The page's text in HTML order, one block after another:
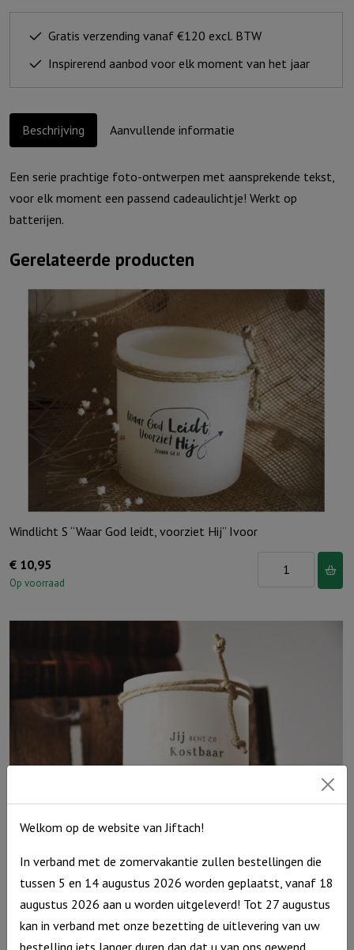
dan
Gratis verzending vanaf €120 excl. BTW
Inspirerend aanbod voor elk moment van het jaar
Beschrijving Aanvullende informatie
Een serie prachtige foto-ontwerpen met aansprekende tekst,
voor elk moment een passend cadeaulichtje! Werkt op
batterijen.
Gerelateerde producten
Windlicht S “Waar God leidt, voorziet Hij” Ivoor
€ 10,95
Op voorraad
Windlicht
God
Hij"
Ivoor
aantal
Windlicht S “Jij bent zo kostbaar” Ivoor
Uitverkocht
Welkom op de website van Jiftach!
In verband met de zomervakantie zullen bestellingen die
tussen 5 en 14 augustus 2026 worden geplaatst, vanaf 18
augustus 2026 aan u worden uitgeleverd! Tot 27 augustus
kan in verband met onze bezetting de uitlevering van uw
bestelling iets langer duren dan dat u van ons gewend